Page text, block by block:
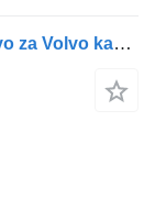
Volvo 7423371682 visokopritisno crijevo za Volvo kamiona